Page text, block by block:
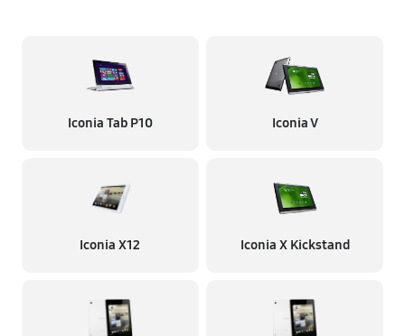
Iconia Tab P10 Iconia V
Iconia X12 Iconia X Kickstand